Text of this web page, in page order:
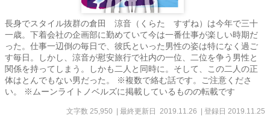
長身でスタイル抜群の倉田 涼音（くらた すずね）は今年で三十
一歳。下着会社の企画部に勤めていて今は一番仕事が楽しい時期だ
った。仕事一辺倒の毎日で、彼氏といった男性の姿は特になく過ご
す毎日。しかし、涼音が慰安旅行で社内の一位、二位を争う男性と
関係を持ってしまう。しかも二人と同時に。そして、この二人の正
体はとんでもない男だった。 ※複数で絡む話です。ご注意くださ
い。 ※ムーンライトノベルズに掲載しているものの転載です
文字数 25,950 | 最終更新日 2019.11.26 | 登録日 2019.11.25